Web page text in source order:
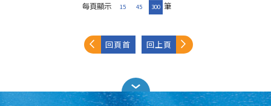
每頁顯示 15 45 300 筆
回頁首 回上頁